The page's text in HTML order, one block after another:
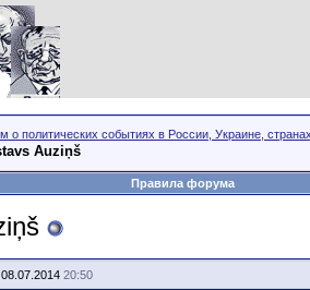
о политических событиях в России, Украине,
Auziņš
Правила форума
08.07.2014 20:50